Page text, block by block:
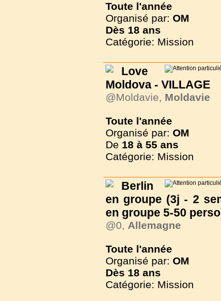
Toute l'année
Organisé par: OM
Dès 18 ans
Catégorie: Mission
Love
Moldova - VILLAGE
@Moldavie, Moldavie
Toute l'année
Organisé par: OM
De 18 à 55 ans
Catégorie: Mission
Berlin
en groupe (3j - 2
en groupe 5-50
@0, Allemagne
Toute l'année
Organisé par: OM
Dès 18 ans
Catégorie: Mission